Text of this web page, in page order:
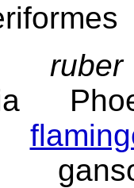
ruber